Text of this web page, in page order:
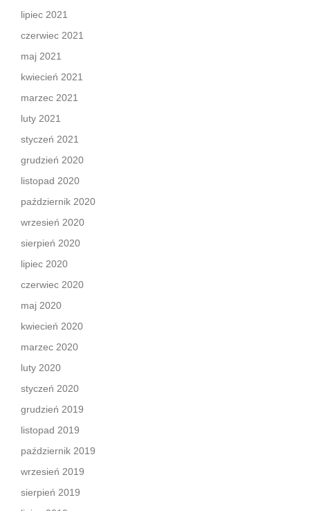
lipiec 2021
czerwiec 2021
maj 2021
kwiecień 2021
marzec 2021
luty 2021
styczeń 2021
grudzień 2020
listopad 2020
październik 2020
wrzesień 2020
sierpień 2020
lipiec 2020
czerwiec 2020
maj 2020
kwiecień 2020
marzec 2020
luty 2020
styczeń 2020
grudzień 2019
listopad 2019
październik 2019
wrzesień 2019
sierpień 2019